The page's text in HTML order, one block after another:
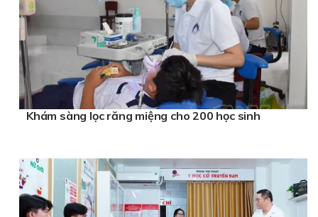
Khám sàng lọc răng miệng cho 200 học sinh